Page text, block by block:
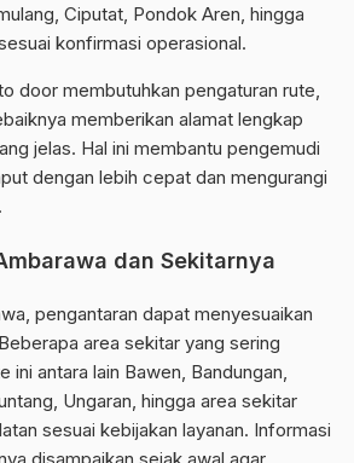
Ciputat, Pondok Aren, hingga
konfirmasi operasional.
door membutuhkan pengaturan rute,
memberikan alamat lengkap
jelas. Hal ini membantu pengemudi
dengan lebih cepat dan mengurangi
dan Sekitarnya
pengantaran dapat menyesuaikan
area sekitar yang sering
ini antara lain Bawen, Bandungan,
Ungaran, hingga area sekitar
sesuai kebijakan layanan. Informasi